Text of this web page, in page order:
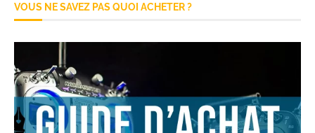
VOUS NE SAVEZ PAS QUOI ACHETER ?